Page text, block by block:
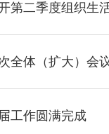
第二季度组织生
全体（扩大）会
工作圆满完成